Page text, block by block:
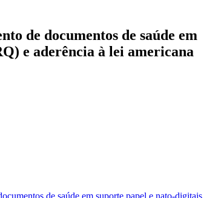
de documentos de saúde em
e aderência à lei americana
de saúde em suporte papel e nato-digitais